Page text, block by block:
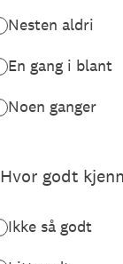
Nesten aldri
En gang i blant
Noen ganger
Hvor godt
Ikke så godt